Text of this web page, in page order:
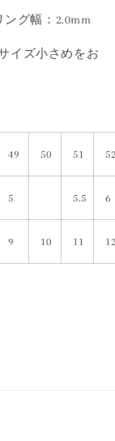
ング幅：2.0mm
イズ小さめをお
49 50 51
5 5.5 6
9 10 11